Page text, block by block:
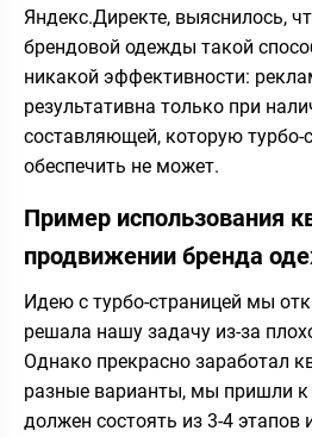
Яндекс.Директе, выяснилось,
брендовой одежды такой
никакой эффективности:
результативна только при
составляющей, которую турбо-
обеспечить не может.
Пример использования
продвижении бренда
Идею с турбо-страницей мы
решала нашу задачу из-за
Однако прекрасно заработал
разные варианты, мы пришли к
должен состоять из 3-4 этапов